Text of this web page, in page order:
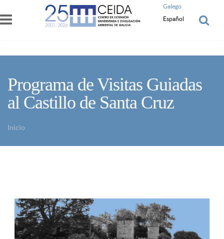
Pasar al contenido principal
Galego
Español
Programa de Visitas Guiadas
al Castillo de Santa Cruz
Inicio